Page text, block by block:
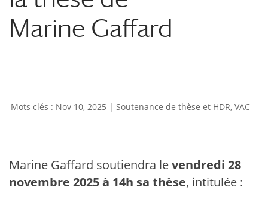
Marine Gaffard
Nov 10, 2025 | Soutenance de thèse et HDR, VAC
Marine Gaffard soutiendra levendredi 28
novembre 2025 à 14h sa thèse, intitulée :